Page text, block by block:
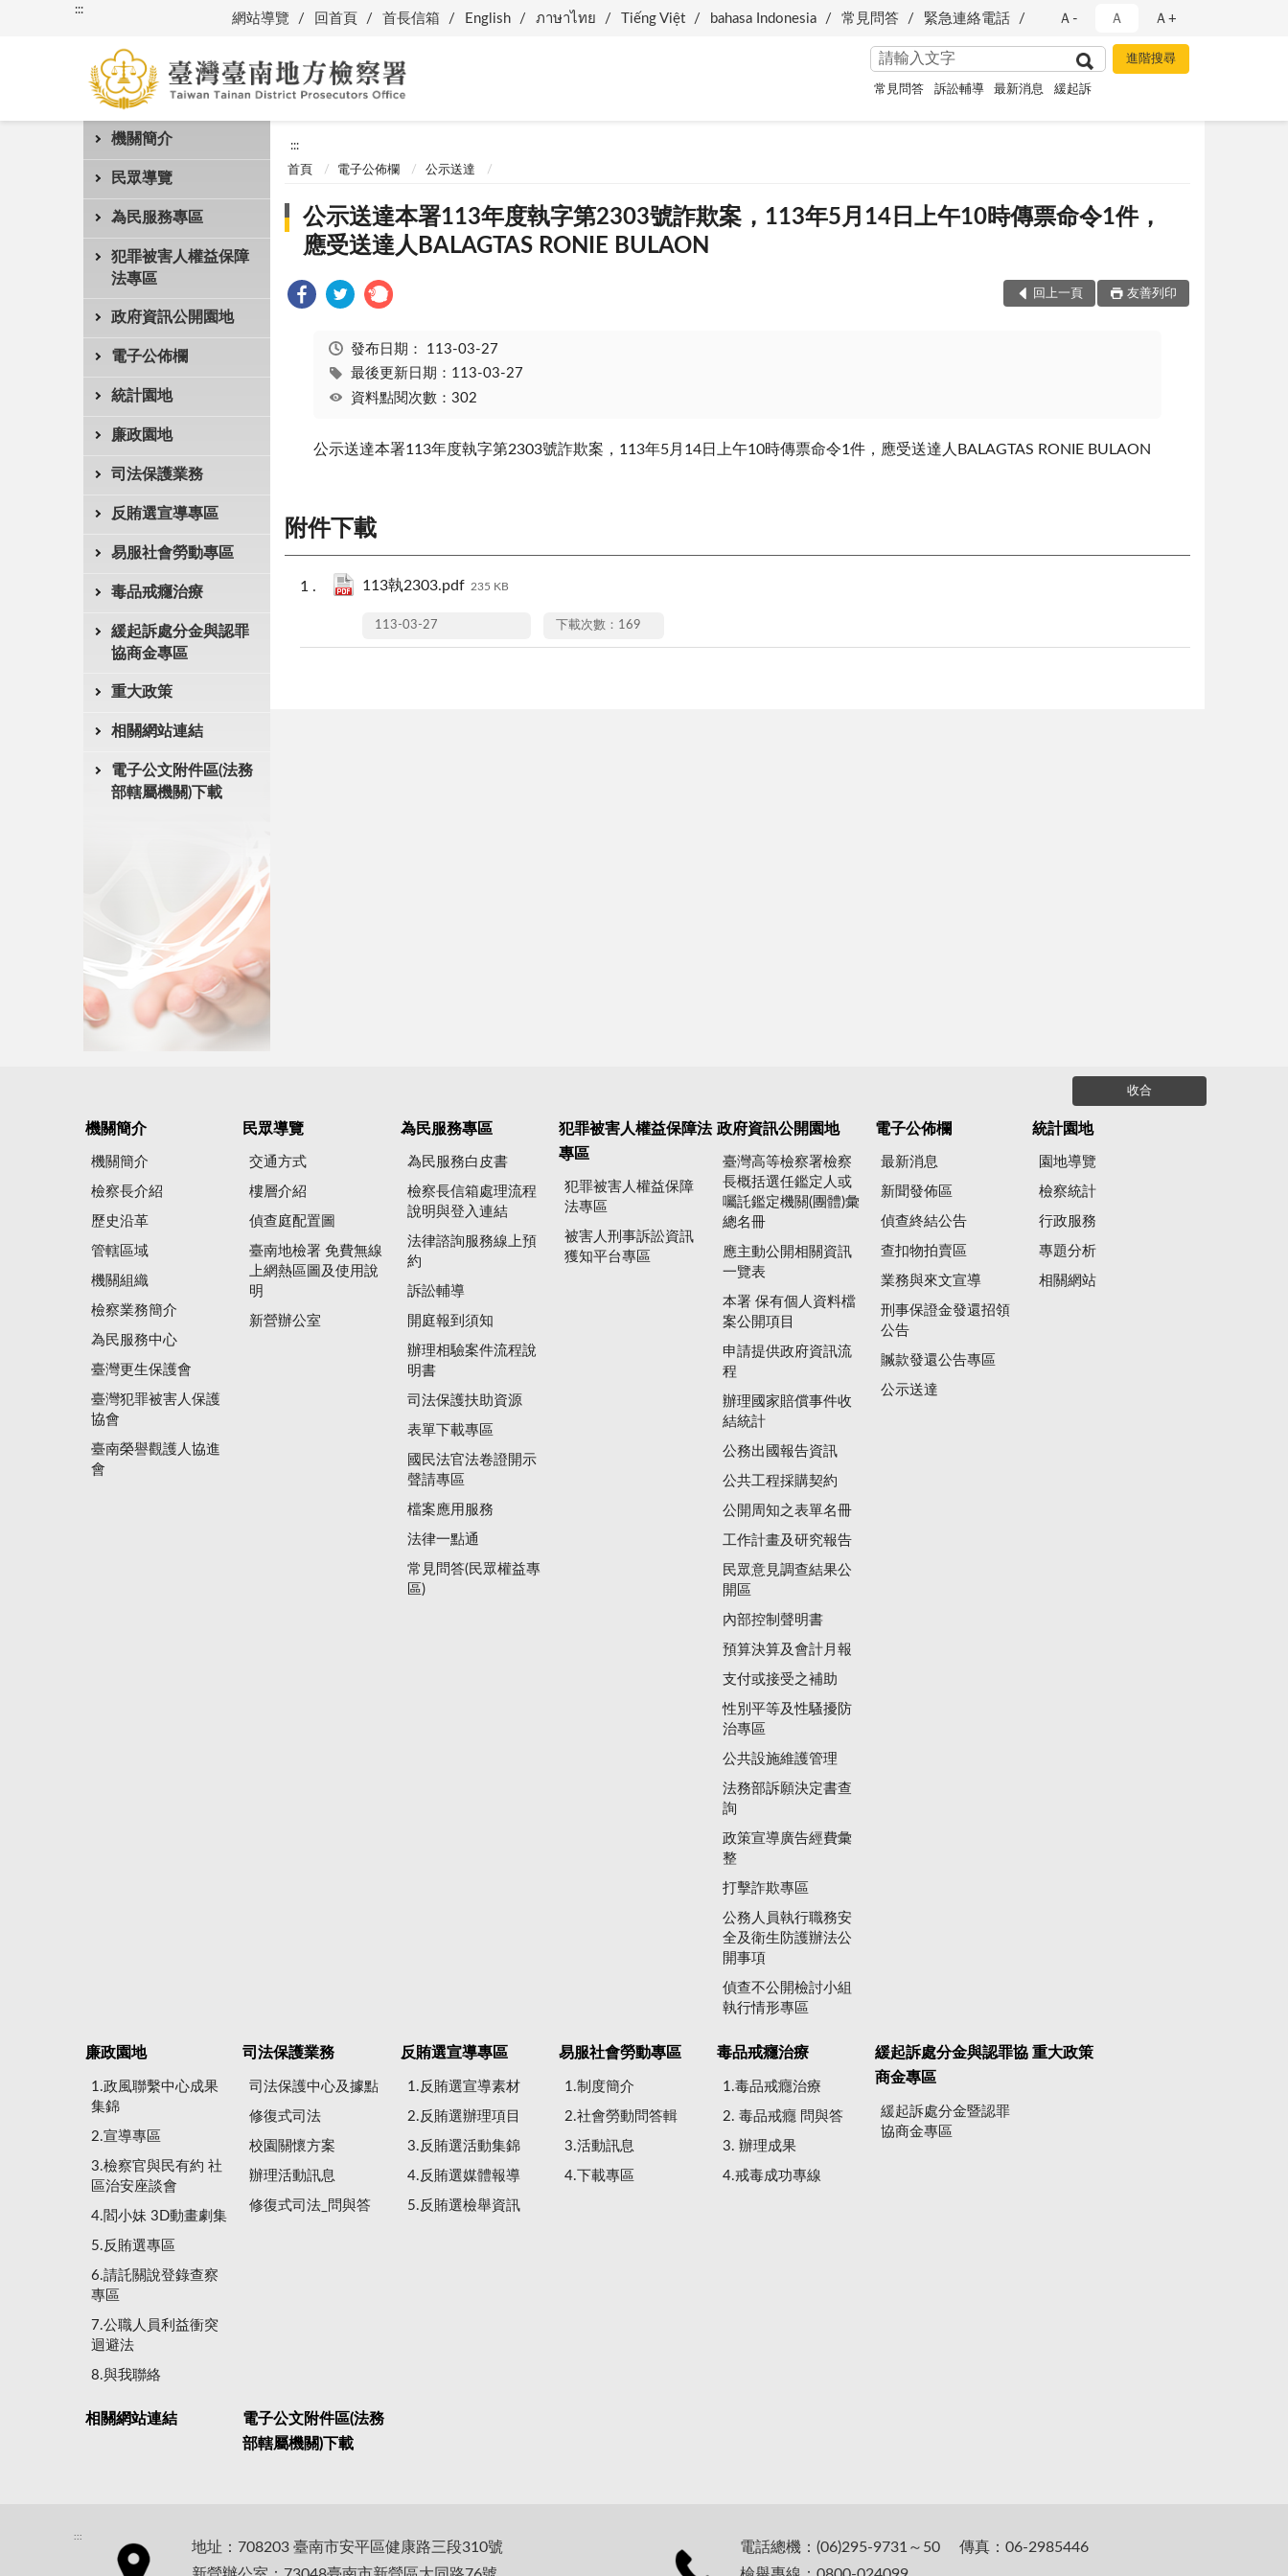
:::
網站導覽 回首頁 首長信箱 English ภาษาไทย Tiếng Việt bahasa Indonesia 常見問答 緊急連絡電話 Ａ- Ａ Ａ+
常見問答 訴訟輔導 最新消息 緩起訴
機關簡介
民眾導覽
為民服務專區
犯罪被害人權益保障
法專區
政府資訊公開園地
電子公佈欄
統計園地
廉政園地
司法保護業務
反賄選宣導專區
易服社會勞動專區
毒品戒癮治療
緩起訴處分金與認罪
協商金專區
重大政策
相關網站連結
電子公文附件區(法務
部轄屬機關)下載
:::
首頁 電子公佈欄 公示送達
公示送達本署113年度執字第2303號詐欺案，113年5月14日上午10時傳票命令1件，
應受送達人BALAGTAS RONIE BULAON
回上一頁 友善列印
發布日期： 113-03-27
最後更新日期：113-03-27
資料點閱次數：302
公示送達本署113年度執字第2303號詐欺案，113年5月14日上午10時傳票命令1件，應受送達人BALAGTAS RONIE BULAON
附件下載
113執2303.pdf 235 KB
113-03-27 下載次數：169
收合
機關簡介
機關簡介
檢察長介紹
歷史沿革
管轄區域
機關組織
檢察業務簡介
為民服務中心
臺灣更生保護會
臺灣犯罪被害人保護
協會
臺南榮譽觀護人協進
會
民眾導覽
交通方式
樓層介紹
偵查庭配置圖
臺南地檢署 免費無線
上網熱區圖及使用說
明
新營辦公室
為民服務專區
為民服務白皮書
檢察長信箱處理流程
說明與登入連結
法律諮詢服務線上預
約
訴訟輔導
開庭報到須知
辦理相驗案件流程說
明書
司法保護扶助資源
表單下載專區
國民法官法卷證開示
聲請專區
檔案應用服務
法律一點通
常見問答(民眾權益專
區)
犯罪被害人權益保障法
專區
犯罪被害人權益保障
法專區
被害人刑事訴訟資訊
獲知平台專區
政府資訊公開園地
臺灣高等檢察署檢察
長概括選任鑑定人或
囑託鑑定機關(團體)彙
總名冊
應主動公開相關資訊
一覽表
本署 保有個人資料檔
案公開項目
申請提供政府資訊流
程
辦理國家賠償事件收
結統計
公務出國報告資訊
公共工程採購契約
公開周知之表單名冊
工作計畫及研究報告
民眾意見調查結果公
開區
內部控制聲明書
預算決算及會計月報
支付或接受之補助
性別平等及性騷擾防
治專區
公共設施維護管理
法務部訴願決定書查
詢
政策宣導廣告經費彙
整
打擊詐欺專區
公務人員執行職務安
全及衛生防護辦法公
開事項
偵查不公開檢討小組
執行情形專區
電子公佈欄
最新消息
新聞發佈區
偵查終結公告
查扣物拍賣區
業務與來文宣導
刑事保證金發還招領
公告
贓款發還公告專區
公示送達
統計園地
園地導覽
檢察統計
行政服務
專題分析
相關網站
廉政園地
1.政風聯繫中心成果
集錦
2.宣導專區
3.檢察官與民有約 社
區治安座談會
4.閻小妹 3D動畫劇集
5.反賄選專區
6.請託關說登錄查察
專區
7.公職人員利益衝突
迴避法
8.與我聯絡
司法保護業務
司法保護中心及據點
修復式司法
校園關懷方案
辦理活動訊息
修復式司法_問與答
反賄選宣導專區
1.反賄選宣導素材
2.反賄選辦理項目
3.反賄選活動集錦
4.反賄選媒體報導
5.反賄選檢舉資訊
易服社會勞動專區
1.制度簡介
2.社會勞動問答輯
3.活動訊息
4.下載專區
毒品戒癮治療
1.毒品戒癮治療
2. 毒品戒癮 問與答
3. 辦理成果
4.戒毒成功專線
緩起訴處分金與認罪協
商金專區
緩起訴處分金暨認罪
協商金專區
重大政策
相關網站連結
電子公文附件區(法務
部轄屬機關)下載
:::
地址：708203 臺南市安平區健康路三段310號
電話總機：(06)295-9731～50 傳真：06-2985446